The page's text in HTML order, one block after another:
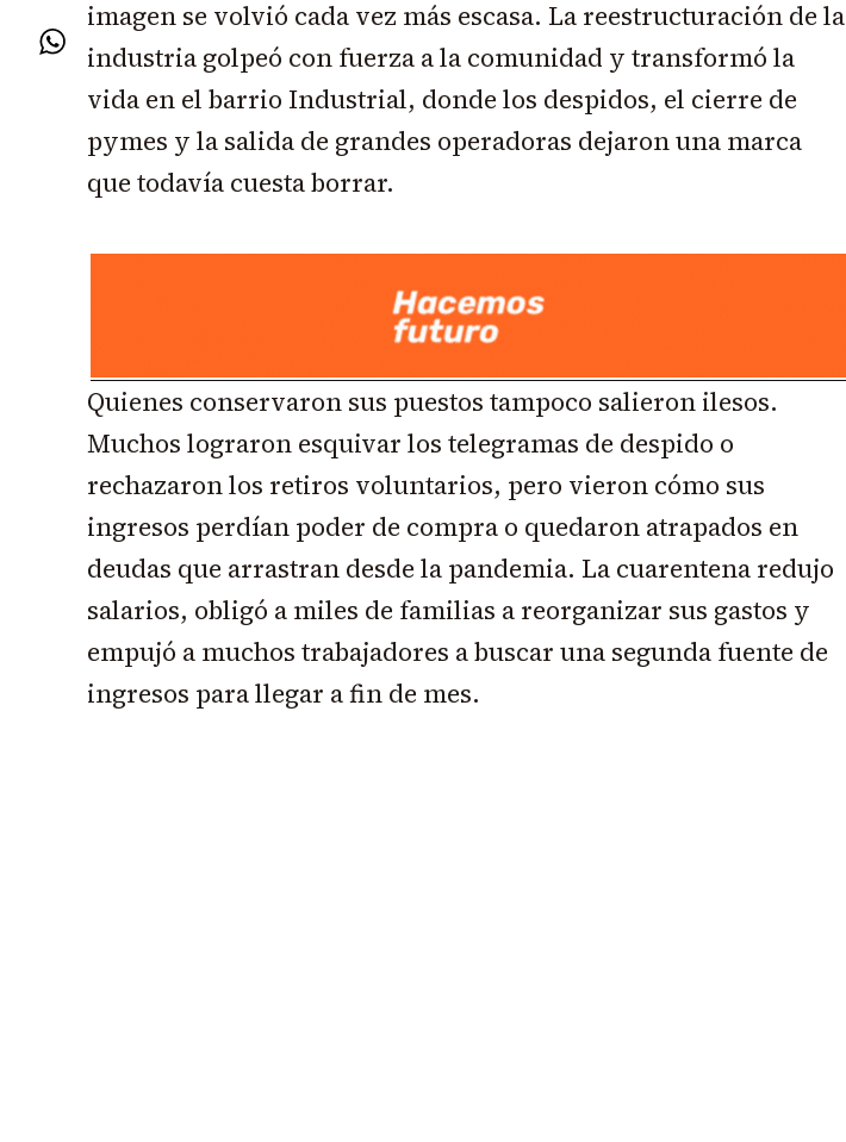
imagen se volvió cada vez más escasa. La reestructuración de la
industria golpeó con fuerza a la comunidad y transformó la
vida en el barrio Industrial, donde los despidos, el cierre de
pymes y la salida de grandes operadoras dejaron una marca
que todavía cuesta borrar.
Quienes conservaron sus puestos tampoco salieron ilesos.
Muchos lograron esquivar los telegramas de despido o
rechazaron los retiros voluntarios, pero vieron cómo sus
ingresos perdían poder de compra o quedaron atrapados en
deudas que arrastran desde la pandemia. La cuarentena redujo
salarios, obligó a miles de familias a reorganizar sus gastos y
empujó a muchos trabajadores a buscar una segunda fuente de
ingresos para llegar a fin de mes.